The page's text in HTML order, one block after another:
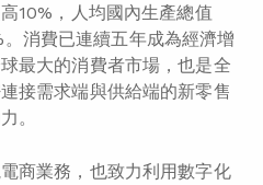
10%，人均國內生產總值
。消費已連續五年成為經濟增
最大的消費者市場，也是全
接需求端與供給端的新零售
。
商業務，也致力利用數字化